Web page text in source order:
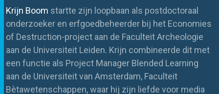
Krijn Boom startte zijn loopbaan als postdoctoraal
onderzoeker en erfgoedbeheerder bij het Economies
of Destruction-project aan de Faculteit Archeologie
aan de Universiteit Leiden. Krijn combineerde dit met
een functie als Project Manager Blended Learning
aan de Universiteit van Amsterdam, Faculteit
Bètawetenschappen, waar hij zijn liefde voor media